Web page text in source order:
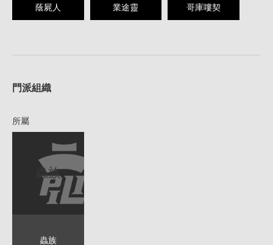
蔭屍人 業途靈 哥庫嘍契
門派組織
所屬
蟲族
蟲族